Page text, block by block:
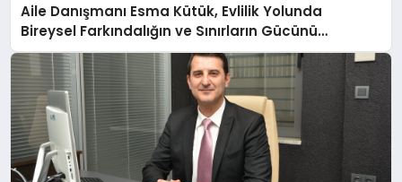
Aile Danışmanı Esma Kütük, Evlilik Yolunda
Bireysel Farkındalığın ve Sınırların Gücünü
Anlatıyor